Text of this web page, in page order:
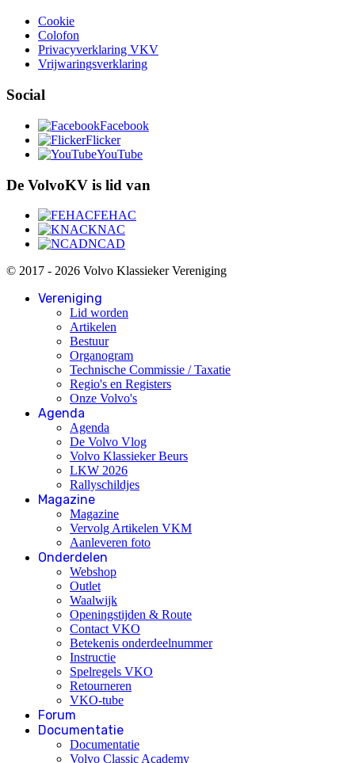
Cookie
Colofon
Privacyverklaring VKV
Vrijwaringsverklaring
Social
Facebook
Flicker
YouTube
De VolvoKV is lid van
FEHAC
KNAC
NCAD
© 2017 - 2026 Volvo Klassieker Vereniging
Vereniging
Lid worden
Artikelen
Bestuur
Organogram
Technische Commissie / Taxatie
Regio's en Registers
Onze Volvo's
Agenda
Agenda
De Volvo Vlog
Volvo Klassieker Beurs
LKW 2026
Rallyschildjes
Magazine
Magazine
Vervolg Artikelen VKM
Aanleveren foto
Onderdelen
Webshop
Outlet
Waalwijk
Openingstijden & Route
Contact VKO
Betekenis onderdeelnummer
Instructie
Spelregels VKO
Retourneren
VKO-tube
Forum
Documentatie
Documentatie
Volvo Classic Academy